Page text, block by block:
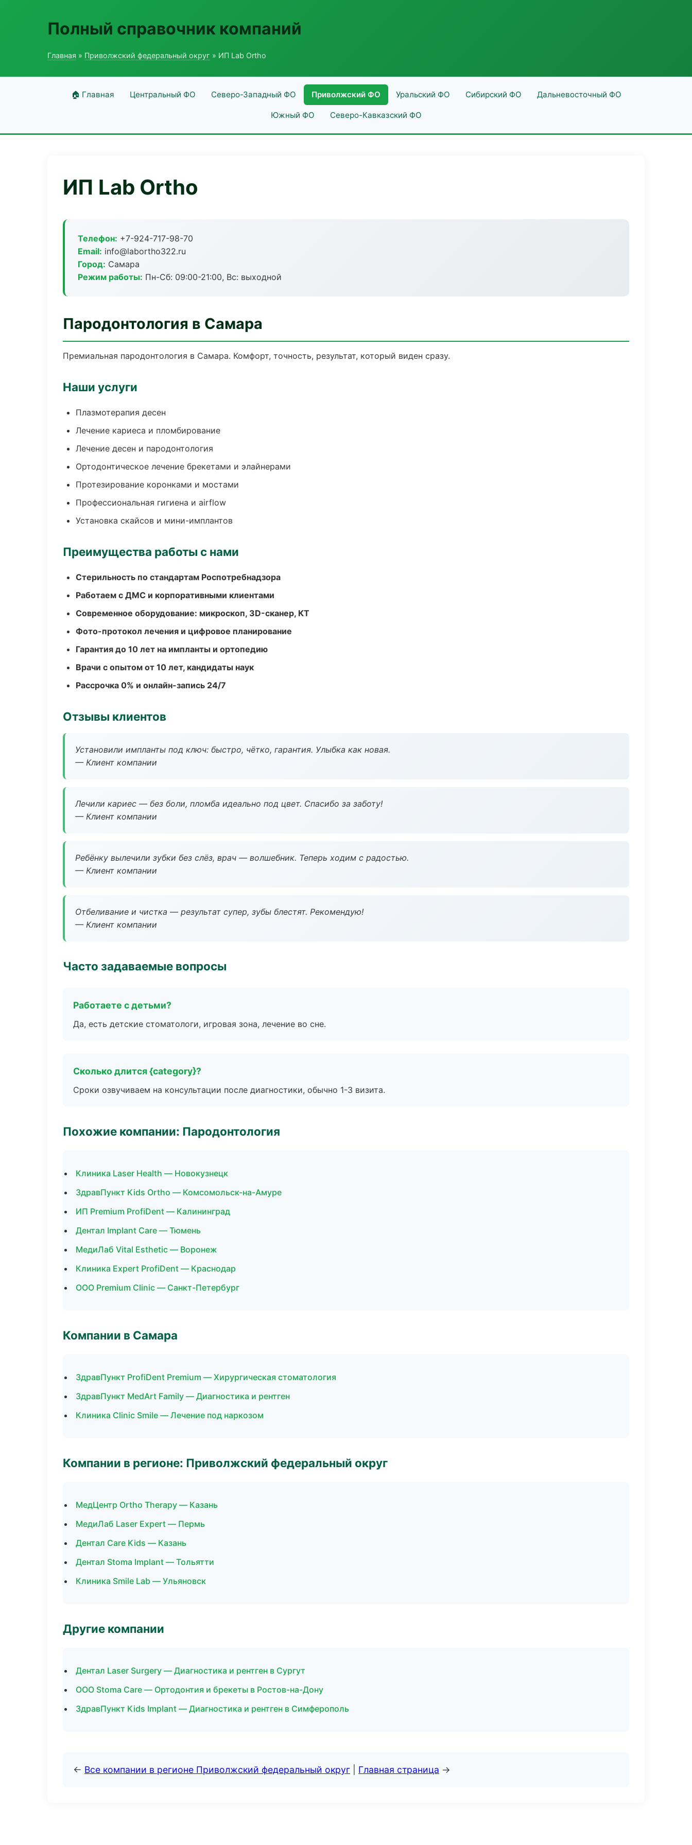
Полный справочник компаний
Главная » Приволжский федеральный округ » ИП Lab Ortho
🏠 Главная Центральный ФО Северо-Западный ФО Приволжский ФО Уральский ФО Сибирский ФО Дальневосточный ФО
Южный ФО Северо-Кавказский ФО
ИП Lab Ortho
Телефон: +7-924-717-98-70
Email: info@labortho322.ru
Город: Самара
Режим работы: Пн-Сб: 09:00-21:00, Вс: выходной
Пародонтология в Самара
Премиальная пародонтология в Самара. Комфорт, точность, результат, который виден сразу.
Наши услуги
Плазмотерапия десен
Лечение кариеса и пломбирование
Лечение десен и пародонтология
Ортодонтическое лечение брекетами и элайнерами
Протезирование коронками и мостами
Профессиональная гигиена и airflow
Установка скайсов и мини-имплантов
Преимущества работы с нами
Стерильность по стандартам Роспотребнадзора
Работаем с ДМС и корпоративными клиентами
Современное оборудование: микроскоп, 3D-сканер, КТ
Фото-протокол лечения и цифровое планирование
Гарантия до 10 лет на импланты и ортопедию
Врачи с опытом от 10 лет, кандидаты наук
Рассрочка 0% и онлайн-запись 24/7
Отзывы клиентов
Установили импланты под ключ: быстро, чётко, гарантия. Улыбка как новая.
— Клиент компании
Лечили кариес — без боли, пломба идеально под цвет. Спасибо за заботу!
— Клиент компании
Ребёнку вылечили зубки без слёз, врач — волшебник. Теперь ходим с радостью.
— Клиент компании
Отбеливание и чистка — результат супер, зубы блестят. Рекомендую!
— Клиент компании
Часто задаваемые вопросы
Работаете с детьми?
Да, есть детские стоматологи, игровая зона, лечение во сне.
Сколько длится {category}?
Сроки озвучиваем на консультации после диагностики, обычно 1-3 визита.
Похожие компании: Пародонтология
Клиника Laser Health — Новокузнецк
ЗдравПункт Kids Ortho — Комсомольск-на-Амуре
ИП Premium ProfiDent — Калининград
Дентал Implant Care — Тюмень
МедиЛаб Vital Esthetic — Воронеж
Клиника Expert ProfiDent — Краснодар
ООО Premium Clinic — Санкт-Петербург
Компании в Самара
ЗдравПункт ProfiDent Premium — Хирургическая стоматология
ЗдравПункт MedArt Family — Диагностика и рентген
Клиника Clinic Smile — Лечение под наркозом
Компании в регионе: Приволжский федеральный округ
МедЦентр Ortho Therapy — Казань
МедиЛаб Laser Expert — Пермь
Дентал Care Kids — Казань
Дентал Stoma Implant — Тольятти
Клиника Smile Lab — Ульяновск
Другие компании
Дентал Laser Surgery — Диагностика и рентген в Сургут
ООО Stoma Care — Ортодонтия и брекеты в Ростов-на-Дону
ЗдравПункт Kids Implant — Диагностика и рентген в Симферополь
← Все компании в регионе Приволжский федеральный округ Главная страница →